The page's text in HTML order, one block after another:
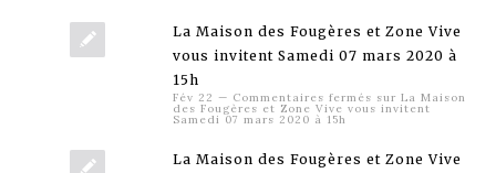
La Maison des Fougères et Zone Vive
vous invitent Samedi 07 mars 2020 à
15h
Fév 22 — Commentaires fermés sur La Maison
des Fougères et Zone Vive vous invitent
Samedi 07 mars 2020 à 15h
La Maison des Fougères et Zone Vive